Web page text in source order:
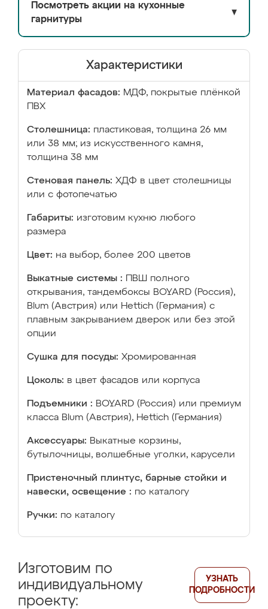
Посмотреть акции на кухонные
гарнитуры
▼
Характеристики
Материал фасадов: МДФ, покрытые плёнкой
ПВХ
Столешница: пластиковая, толщина 26 мм
или 38 мм; из искусственного камня,
толщина 38 мм
Стеновая панель: ХДФ в цвет столешницы
или с фотопечатью
Габариты: изготовим кухню любого
размера
Цвет: на выбор, более 200 цветов
Выкатные системы :
ПВШ полного
открывания, тандембоксы BOYARD (Россия),
Blum (Австрия) или Hettich (Германия) с
плавным закрыванием дверок или без этой
опции
Сушка для посуды: Хромированная
Цоколь: в цвет фасадов или корпуса
Подъемники : BOYARD (Россия) или премиум
класса Blum (Австрия), Hettich (Германия)
Аксессуары: Выкатные корзины,
бутылочницы, волшебные уголки, карусели
Пристеночный плинтус, барные стойки и
навески, освещение : по каталогу
Ручки: по каталогу
Изготовим по
индивидуальному
проекту:
УЗНАТЬ
ПОДРОБНОСТИ